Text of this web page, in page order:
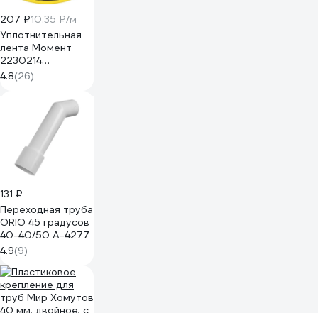
207 ₽10.35 ₽/м
Уплотнительная
лента Момент
2230214
тефлоновая, ФУМ,
20 м 3049500
4.8(26)
131 ₽
Переходная труба
ORIO 45 градусов
40-40/50 А-4277
4.9(9)